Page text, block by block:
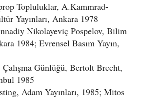
Topluluklar, A.Kammrad-
Yayınları, Ankara 1978
Nikolayeviç Pospelov, Bilim
1984; Evrensel Basım Yayın,
Günlüğü, Bertolt Brecht,
1985
Adam Yayınları, 1985; Mitos